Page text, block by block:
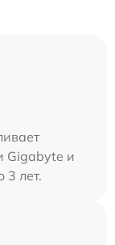
Gigabyte и
3 лет.